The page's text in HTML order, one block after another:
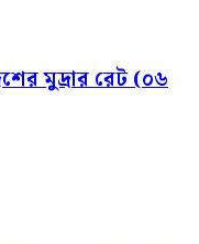
মুদ্রার রেট (০৬